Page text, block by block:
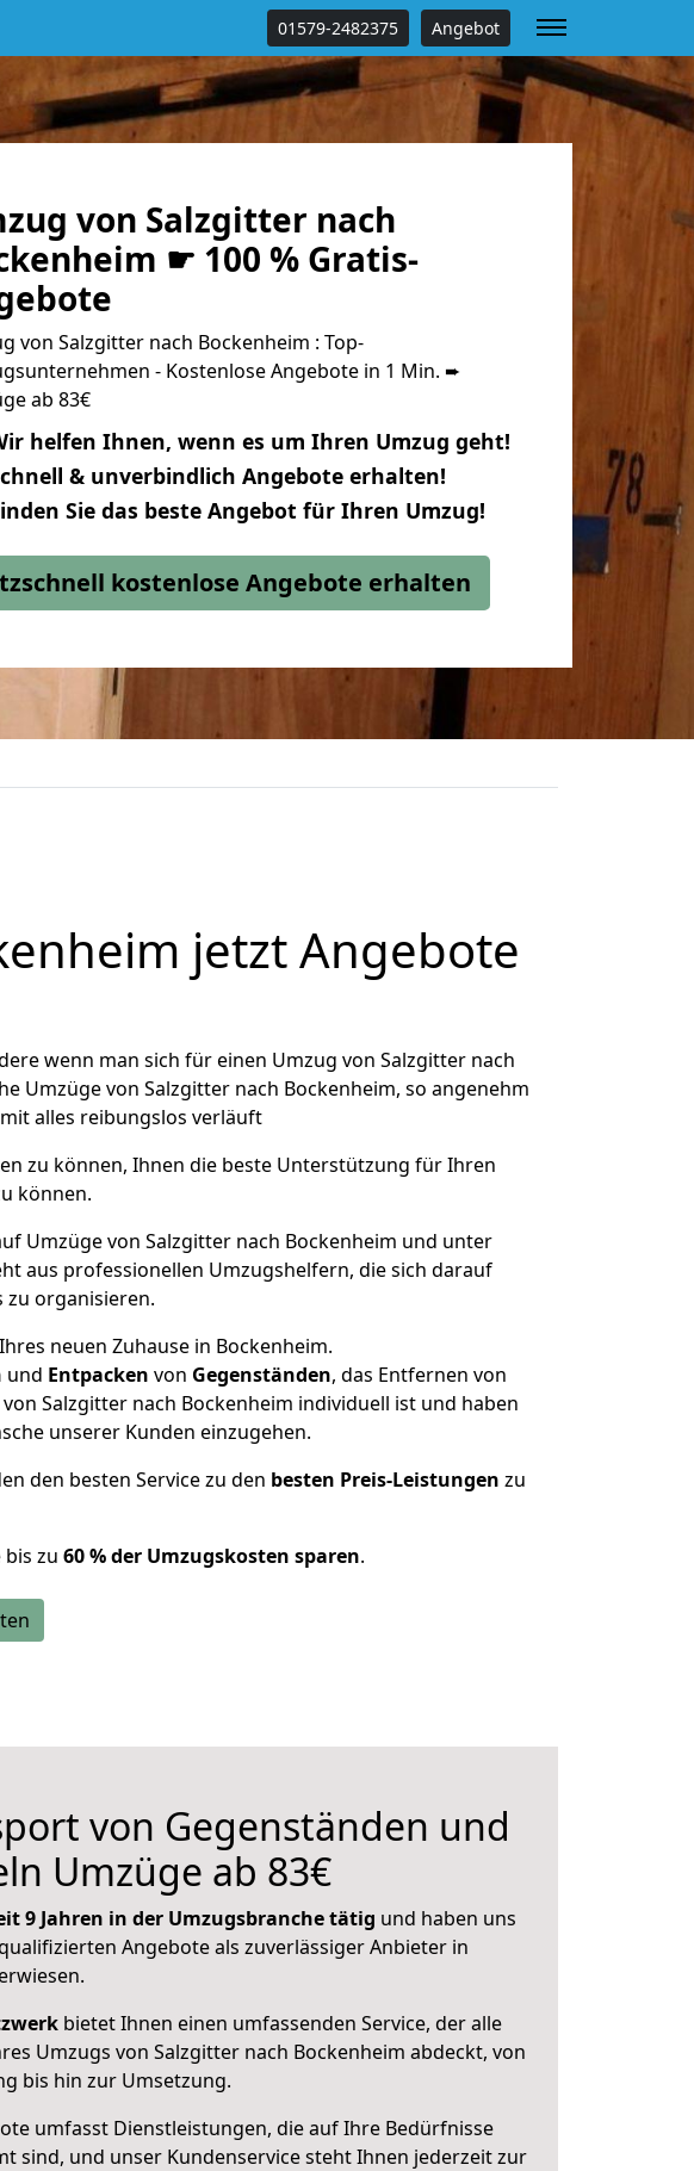
01579-2482375 Angebot
von Salzgitter nach
☛ 100 % Gratis-
von Salzgitter nach Bockenheim : Top-
- Kostenlose Angebote in 1 Min. ➨
ab 83€
helfen Ihnen, wenn es um Ihren Umzug geht!
& unverbindlich Angebote erhalten!
Sie das beste Angebot für Ihren Umzug!
kostenlose Angebote erhalten
jetzt Angebote
wenn man sich für einen Umzug von Salzgitter nach
Umzüge von Salzgitter nach Bockenheim, so angenehm
alles reibungslos verläuft
zu können, Ihnen die beste Unterstützung für Ihren
können.
Umzüge von Salzgitter nach Bockenheim und unter
aus professionellen Umzugshelfern, die sich darauf
zu organisieren.
neuen Zuhause in Bockenheim.
und Entpacken von Gegenständen, das Entfernen von
Salzgitter nach Bockenheim individuell ist und haben
unserer Kunden einzugehen.
den besten Service zu den besten Preis-Leistungen zu
zu 60 % der Umzugskosten sparen.
von Gegenständen und
Umzüge ab 83€
9 Jahren in der Umzugsbranche tätig und haben uns
Angebote als zuverlässiger Anbieter in
bietet Ihnen einen umfassenden Service, der alle
Umzugs von Salzgitter nach Bockenheim abdeckt, von
bis hin zur Umsetzung.
umfasst Dienstleistungen, die auf Ihre Bedürfnisse
sind, und unser Kundenservice steht Ihnen jederzeit zur